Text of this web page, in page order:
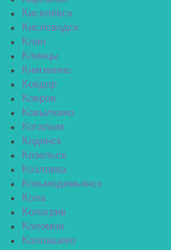
Киселёвск
Кисловодск
Клин
Клинцы
Княгинино
Ковдор
Ковров
Ковылкино
Когалым
Кодинск
Козельск
Козловка
Козьмодемьянск
Кола
Кологрив
Коломна
Колпашево